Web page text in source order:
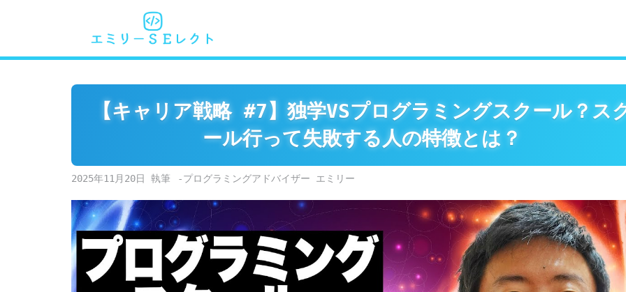
【キャリア戦略 #7】独学VSプログラミングスクール？ス
ール行って失敗する人の特徴とは？
2025年11月20日 -プログラミングアドバイザー エミリー